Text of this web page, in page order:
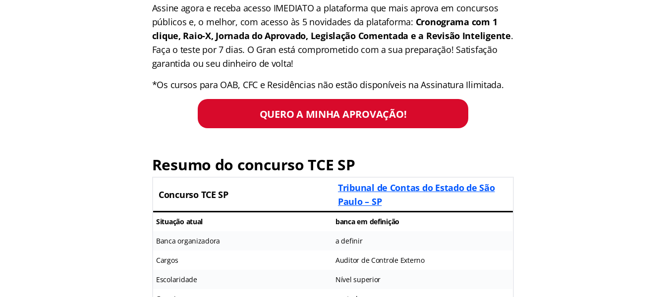
Assine agora e receba acesso IMEDIATO a plataforma que mais aprova em concursos
públicos e, o melhor, com acesso às 5 novidades da plataforma: Cronograma com 1
clique, Raio-X, Jornada do Aprovado, Legislação Comentada e a Revisão Inteligente.
Faça o teste por 7 dias. O Gran está comprometido com a sua preparação! Satisfação
garantida ou seu dinheiro de volta!
*Os cursos para OAB, CFC e Residências não estão disponíveis na Assinatura Ilimitada.
QUERO A MINHA APROVAÇÃO!
Resumo do concurso TCE SP
Concurso TCE SP
Tribunal de Contas do Estado de São
Paulo – SP
Situação atual banca em definição
Banca organizadora a definir
Cargos Auditor de Controle Externo
Escolaridade Nível superior